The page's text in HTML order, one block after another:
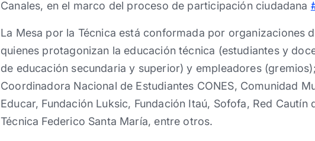
Canales, en el marco del proceso de participación ciudadana
La Mesa por la Técnica está conformada por organizaciones
quienes protagonizan la educación técnica (estudiantes y
de educación secundaria y superior) y empleadores
Coordinadora Nacional de Estudiantes CONES, Comunidad
Educar, Fundación Luksic, Fundación Itaú, Sofofa, Red
Técnica Federico Santa María, entre otros.